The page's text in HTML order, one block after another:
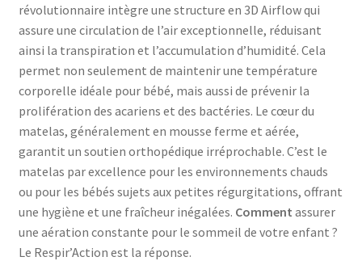
révolutionnaire intègre une structure en 3D Airflow qui
assure une circulation de l’air exceptionnelle, réduisant
ainsi la transpiration et l’accumulation d’humidité. Cela
permet non seulement de maintenir une température
corporelle idéale pour bébé, mais aussi de prévenir la
prolifération des acariens et des bactéries. Le cœur du
matelas, généralement en mousse ferme et aérée,
garantit un soutien orthopédique irréprochable. C’est le
matelas par excellence pour les environnements chauds
ou pour les bébés sujets aux petites régurgitations, offrant
une hygiène et une fraîcheur inégalées. Comment assurer
une aération constante pour le sommeil de votre enfant ?
Le Respir’Action est la réponse.